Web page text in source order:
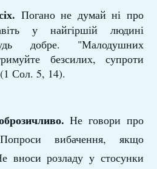
Погано не думай ні про
у найгіршій людині
добре. "Малодушних
безсилих, супроти
(1 Сол. 5, 14).
Не говори про
вибачення, якщо
вноси розладу у стосунки